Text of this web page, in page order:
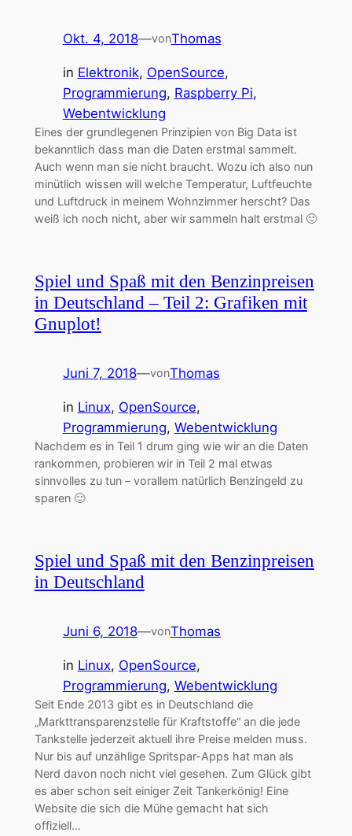
Okt. 4, 2018—vonThomas
in Elektronik, OpenSource
Programmierung, Raspberry Pi
Webentwicklung
Eines der grundlegenen Prinzipien von Big Data ist
bekanntlich dass man die Daten erstmal sammelt.
Auch wenn man sie nicht braucht. Wozu ich also nun
minütlich wissen will welche Temperatur, Luftfeuchte
und Luftdruck in meinem Wohnzimmer herscht? Das
weiß ich noch nicht, aber wir sammeln halt erstmal 🙂
Spiel und Spaß mit den Benzinpreisen
in Deutschland – Teil 2: Grafiken mit
Gnuplot!
Juni 7, 2018—vonThomas
in Linux, OpenSource
Programmierung, Webentwicklung
Nachdem es in Teil 1 drum ging wie wir an die Daten
rankommen, probieren wir in Teil 2 mal etwas
sinnvolles zu tun – vorallem natürlich Benzingeld zu
sparen 🙂
Spiel und Spaß mit den Benzinpreisen
in Deutschland
Juni 6, 2018—vonThomas
in Linux, OpenSource
Programmierung, Webentwicklung
Seit Ende 2013 gibt es in Deutschland die
„Markttransparenzstelle für Kraftstoffe“ an die jede
Tankstelle jederzeit aktuell ihre Preise melden muss.
Nur bis auf unzählige Spritspar-Apps hat man als
Nerd davon noch nicht viel gesehen. Zum Glück gibt
es aber schon seit einiger Zeit Tankerkönig! Eine
Website die sich die Mühe gemacht hat sich
offiziell…